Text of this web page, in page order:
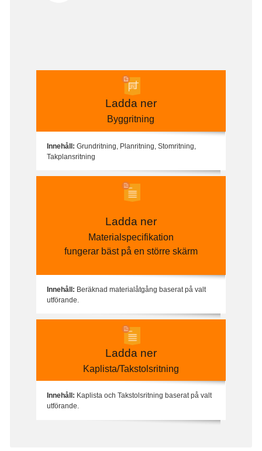
Ladda ner
Byggritning
Innehåll: Grundritning, Planritning, Stomritning,
Takplansritning
Ladda ner
Materialspecifikation
fungerar bäst på en större skärm
Innehåll: Beräknad materialåtgång baserat på valt
utförande.
Ladda ner
Kaplista/Takstolsritning
Innehåll: Kaplista och Takstolsritning baserat på valt
utförande.